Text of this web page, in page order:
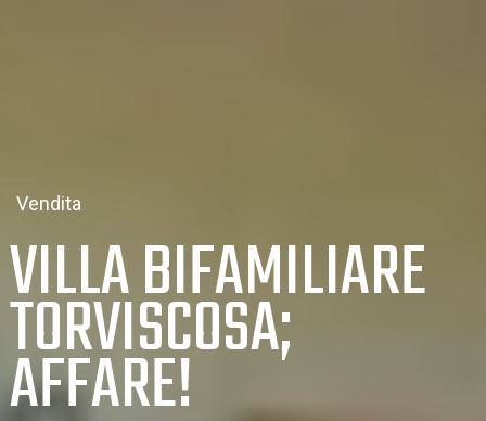
Vendita
VILLA BIFAMILIARE
TORVISCOSA;
AFFARE!